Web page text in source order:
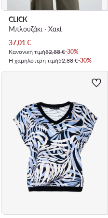
CLICK
Μπλουζάκι · Χακί
Τρέχουσα τιμή
37,01 €
Κανονική τιμή52,88 €-30%
Η χαμηλότερη τιμή52,88 €-30%